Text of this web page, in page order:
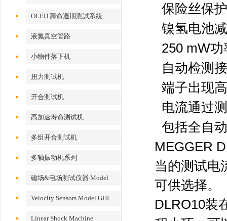
OLED 壽命週期測試系統
液氮真空管路
小物件落下机
扭力测试机
开合测试机
高加速寿命测试机
多组开合测试机
多轴振动机系列
磁场&电场测试仪器 Model
Velocity Sensors Model GHI
Linear Shock Machine
保险丝保
镍氢电池
250 mW
自动检测
端子出现
电流通过
包括全自
MEGGER
当的测试电
可供选择。
DLRO10装